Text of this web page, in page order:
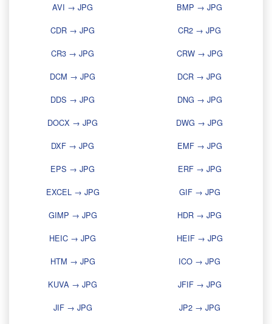
AVI → JPG
BMP → JPG
CDR → JPG
CR2 → JPG
CR3 → JPG
CRW → JPG
DCM → JPG
DCR → JPG
DDS → JPG
DNG → JPG
DOCX → JPG
DWG → JPG
DXF → JPG
EMF → JPG
EPS → JPG
ERF → JPG
EXCEL → JPG
GIF → JPG
GIMP → JPG
HDR → JPG
HEIC → JPG
HEIF → JPG
HTM → JPG
ICO → JPG
KUVA → JPG
JFIF → JPG
JIF → JPG
JP2 → JPG